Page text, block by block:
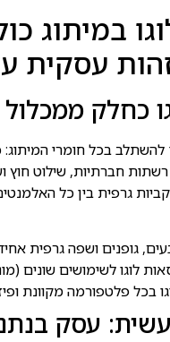
במיתוג
עסקית
כחלק ממכלול
להשתלב בכל חומרי
חברתיות, שילוט חוץ
גרפית בין כל
גופנים ושפה גרפית
לוגו לשימושים שונים
בכל פלטפורמה מקוונת
עסק בנתניה,